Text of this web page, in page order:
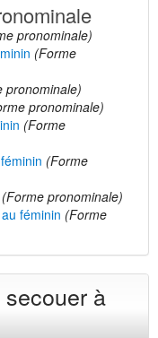
pronominale)
(Forme
pronominale)
pronominale)
(Forme
(Forme
(Forme pronominale)
féminin (Forme
à